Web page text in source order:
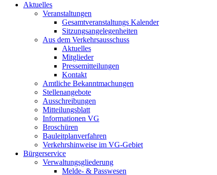
Aktuelles
Veranstaltungen
Gesamtveranstaltungs Kalender
Sitzungsangelegenheiten
Aus dem Verkehrsausschuss
Aktuelles
Mitglieder
Pressemitteilungen
Kontakt
Amtliche Bekanntmachungen
Stellenangebote
Ausschreibungen
Mitteilungsblatt
Informationen VG
Broschüren
Bauleitplanverfahren
Verkehrshinweise im VG-Gebiet
Bürgerservice
Verwaltungsgliederung
Melde- & Passwesen